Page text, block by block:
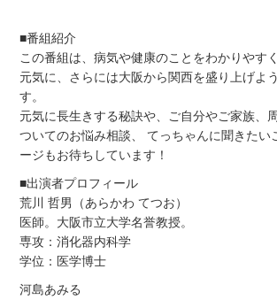
■番組紹介
この番組は、病気や健康のことをわかりやす
元気に、さらには大阪から関西を盛り上げよ
す。
元気に長生きする秘訣や、ご自分やご家族、
ついてのお悩み相談、 てっちゃんに聞きたい
ージもお待ちしています！
■出演者プロフィール
荒川 哲男（あらかわ てつお）
医師。大阪市立大学名誉教授。
専攻：消化器内科学
学位：医学博士
河島あみる